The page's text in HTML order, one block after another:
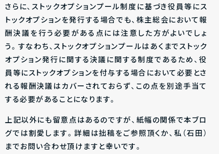
さらに、ストックオプションプール制度に基づき役員等にス
トックオプションを発行する場合でも、株主総会において報
酬決議を行う必要がある点には注意した方がよいでしょ
う。すなわち、ストックオプションプールはあくまでストック
オプション発行に関する決議に関する制度であるため、役
員等にストックオプションを付与する場合において必要とさ
れる報酬決議はカバーされておらず、この点を別途手当て
する必要があることになります。
上記以外にも留意点はあるのですが、紙幅の関係で本ブロ
グでは割愛します。詳細は拙稿をご参照頂くか、私（石田）
までお問い合わせ頂けますと幸いです。